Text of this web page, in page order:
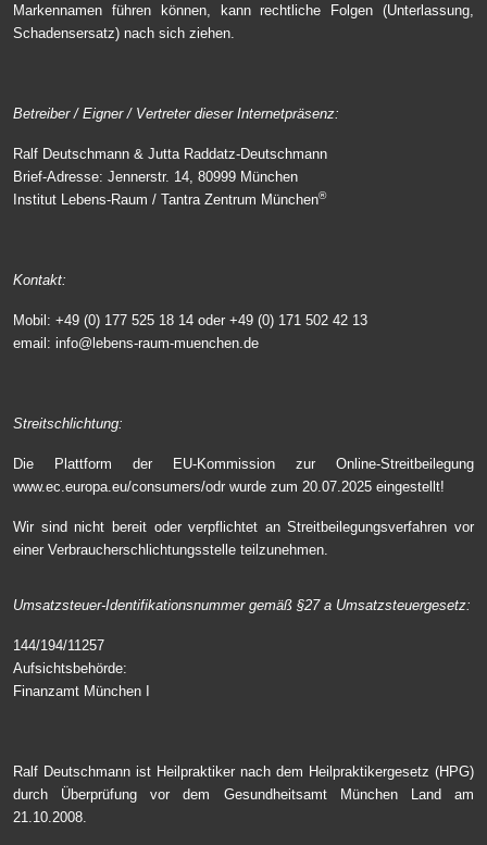
Markennamen führen können, kann rechtliche Folgen (Unterlassung,
Schadensersatz) nach sich ziehen.
Betreiber / Eigner / Vertreter dieser Internetpräsenz:
Ralf Deutschmann & Jutta Raddatz-Deutschmann
Brief-Adresse: Jennerstr. 14, 80999 München
Institut Lebens-Raum / Tantra Zentrum München®
Kontakt:
Mobil: +49 (0) 177 525 18 14 oder +49 (0) 171 502 42 13
email: info@lebens-raum-muenchen.de
Streitschlichtung:
Die Plattform der EU-Kommission zur Online-Streitbeilegung
www.ec.europa.eu/consumers/odr wurde zum 20.07.2025 eingestellt!
Wir sind nicht bereit oder verpflichtet an Streitbeilegungsverfahren vor
einer Verbraucherschlichtungsstelle teilzunehmen.
Umsatzsteuer-Identifikationsnummer gemäß §27 a Umsatzsteuergesetz:
144/194/11257
Aufsichtsbehörde:
Finanzamt München I
Ralf Deutschmann ist Heilpraktiker nach dem Heilpraktikergesetz (HPG)
durch Überprüfung vor dem Gesundheitsamt München Land am
21.10.2008.